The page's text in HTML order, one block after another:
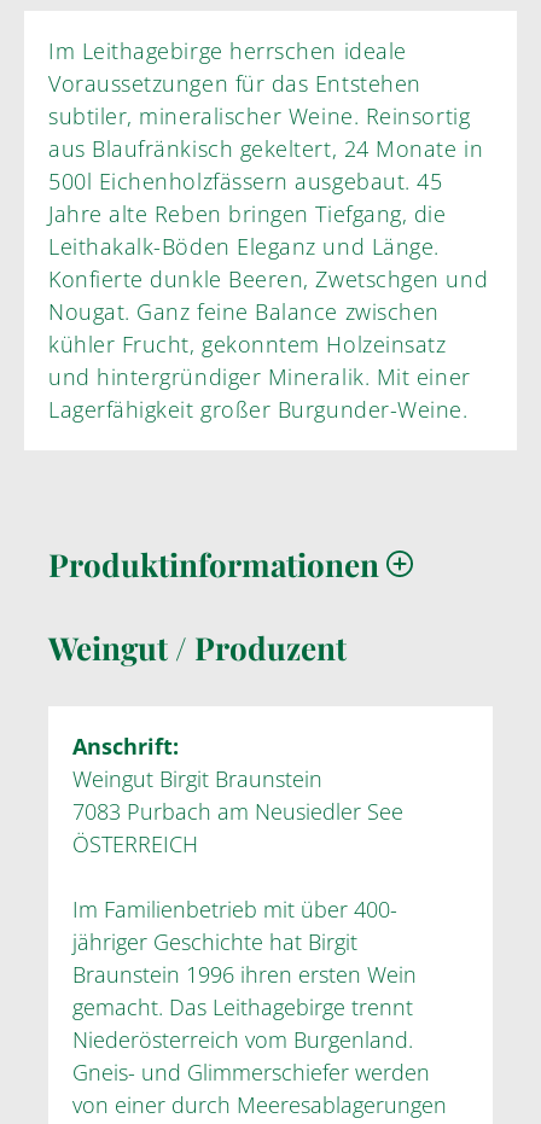
Im Leithagebirge herrschen ideale
Voraussetzungen für das Entstehen
subtiler, mineralischer Weine. Reinsortig
aus Blaufränkisch gekeltert, 24 Monate in
500l Eichenholzfässern ausgebaut. 45
Jahre alte Reben bringen Tiefgang, die
Leithakalk-Böden Eleganz und Länge.
Konfierte dunkle Beeren, Zwetschgen und
Nougat. Ganz feine Balance zwischen
kühler Frucht, gekonntem Holzeinsatz
und hintergründiger Mineralik. Mit einer
Lagerfähigkeit großer Burgunder-Weine.
Produktinformationen
Weingut / Produzent
Anschrift:
Weingut Birgit Braunstein
7083 Purbach am Neusiedler See
ÖSTERREICH
Im Familienbetrieb mit über 400-
jähriger Geschichte hat Birgit
Braunstein 1996 ihren ersten Wein
gemacht. Das Leithagebirge trennt
Niederösterreich vom Burgenland.
Gneis- und Glimmerschiefer werden
von einer durch Meeresablagerungen